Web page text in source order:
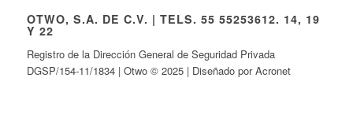
OTWO, S.A. DE C.V. | TELS. 55 55253612. 14, 19
Y 22
Registro de la Dirección General de Seguridad Privada
DGSP/154-11/1834 | Otwo © 2025 | Diseñado por Acronet